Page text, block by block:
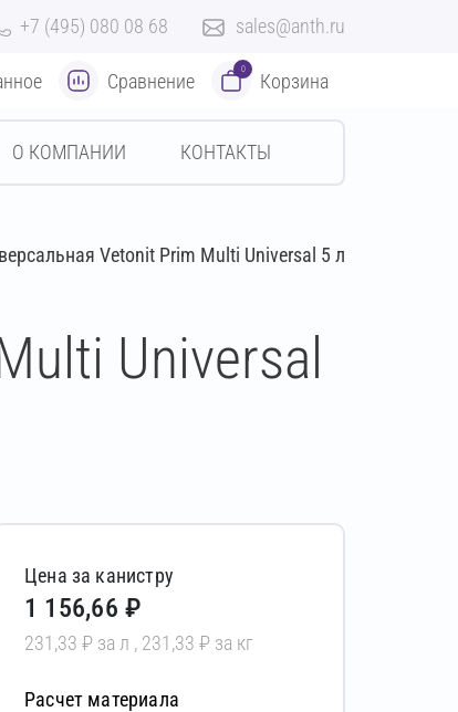
+7 (495) 080 08 68 sales@anth.ru
Сравнение
0
Корзина
О КОМПАНИИ КОНТАКТЫ
Vetonit Prim Multi Universal 5 л
Universal
Цена за канистру
1 156,66 ₽
231,33 ₽ за л , 231,33 ₽ за кг
Расчет материала